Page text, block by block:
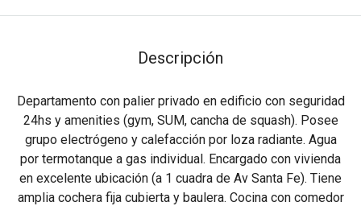
Descripción
Departamento con palier privado en edificio con seguridad
24hs y amenities (gym, SUM, cancha de squash). Posee
grupo electrógeno y calefacción por loza radiante. Agua
por termotanque a gas individual. Encargado con vivienda
en excelente ubicación (a 1 cuadra de Av Santa Fe). Tiene
amplia cochera fija cubierta y baulera. Cocina con comedor